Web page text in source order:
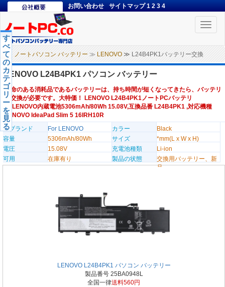
お問い合わせ サイトマップ 1 2 3 4
Toggle
ノートパソコン バッテリー ≫ LENOVO ≫ L24B4PK1バッテリー交換
す
べ
て
の
カ
テ
ゴ
リ
ー
を
見
る
LENOVO L24B4PK1 パソコン バッテリー
寿命のある消耗品であるバッテリーは、持ち時間が短くなってきたら、バッテリ
ー交換が必要です。大特価！ LENOVO L24B4PK1ノートPCバッテリ
ー,LENOVO内蔵電池5306mAh/80Wh 15.08V,互換品番 L24B4PK1 ,対応機種
LENOVO IdeaPad Slim 5 16IRH10R
のブランド
For LENOVO カラー
Black
容量
5306mAh/80Wh サイズ
*mm(L x W x H)
電圧
15.08V 充電池種類
Li-ion
可用
在庫有り 製品の状態
交換用バッテリー、新
品
LENOVO L24B4PK1 パソコン バッテリー
製品番号 25BA0948L
全国一律送料560円